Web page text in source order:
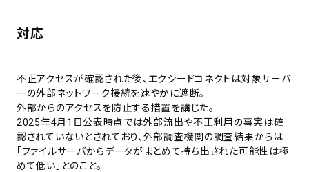
対応
不正アクセスが確認された後、エクシードコネクトは対象サーバ
ーの外部ネットワーク接続を速やかに遮断。
外部からのアクセスを防止する措置を講じた。
2025年4月1日公表時点では外部流出や不正利用の事実は確
認されていないとされており、外部調査機関の調査結果からは
「ファイルサーバからデータがまとめて持ち出された可能性は極
めて低い」とのこと。